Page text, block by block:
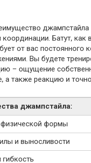
джампстайла
координации. Батут, как
от вас постоянного
Вы будете
– ощущение
а также реакцию и
джампстайла:
формы
и выносливости